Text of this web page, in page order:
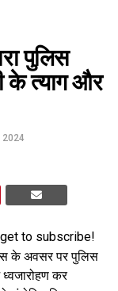
पुलिस
के त्याग और
2024
to subscribe!
के अवसर पर पुलिस
ध्वजारोहण कर